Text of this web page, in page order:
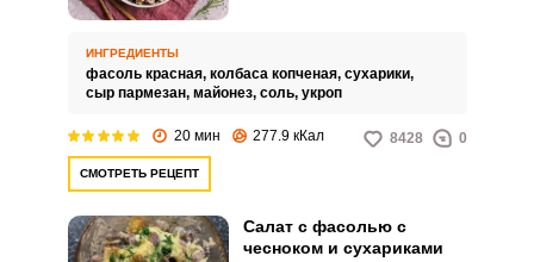
пикантность вкуса. Фасоль для
салата лучше возьмите красную,
так как она более твердая и не
перемешивании.
ИНГРЕДИЕНТЫ
фасоль красная, колбаса копченая, сухарики,
сыр пармезан, майонез, соль, укроп
20 мин 277.9 кКал 8428 0
СМОТРЕТЬ РЕЦЕПТ
Салат с фасолью с
чесноком и сухариками